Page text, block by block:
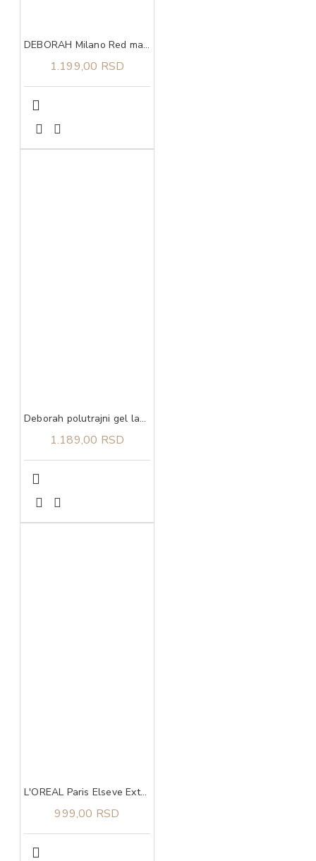
DEBORAH Milano Red mat ruž 02
1.199,00 RSD
Deborah polutrajni gel lak 10 4,5 ml
1.189,00 RSD
L'OREAL Paris Elseve Extraordinary Ulje za sve tipove kose 100 ml
999,00 RSD